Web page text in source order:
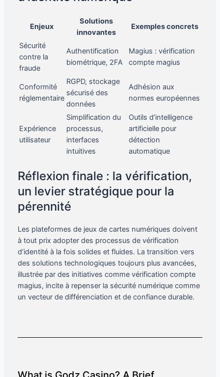
Enjeux
Solutions
innovantes
Exemples concrets
Sécurité
contre la
fraude
Authentification
biométrique, 2FA
Magius : vérification
compte magius
Conformité
réglementaire
RGPD, stockage
sécurisé des
données
Adhésion aux
normes européennes
Expérience
utilisateur
Simplification du
processus,
interfaces
intuitives
Outils d’intelligence
artificielle pour
détection
automatique
Réflexion finale : la vérification,
un levier stratégique pour la
pérennité
Les plateformes de jeux de cartes numériques doivent
à tout prix adopter des processus de vérification
d’identité à la fois solides et fluides. La transition vers
des solutions technologiques toujours plus avancées,
illustrée par des initiatives comme vérification compte
magius, incite à repenser la sécurité numérique comme
un vecteur de différenciation et de confiance durable.